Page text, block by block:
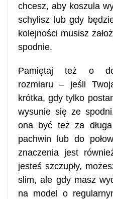
chcesz, aby koszula
schylisz lub gdy
kolejności musisz
spodnie.
Pamiętaj też o
rozmiaru – jeśli
krótka, gdy tylko
wysunie się ze
ona być też za
pachwin lub do
znaczenia jest
jesteś szczupły,
slim, ale gdy masz
na model o